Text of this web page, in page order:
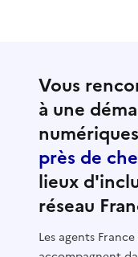
Vous
à une
près de
lieux
réseau
Les agents